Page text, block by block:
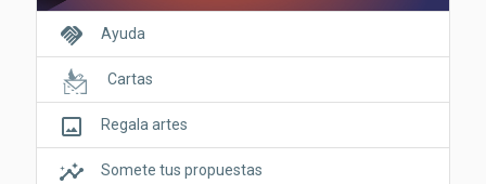
handshake Ayuda
Cartas
crop_original Regala artes
insights Somete tus propuestas